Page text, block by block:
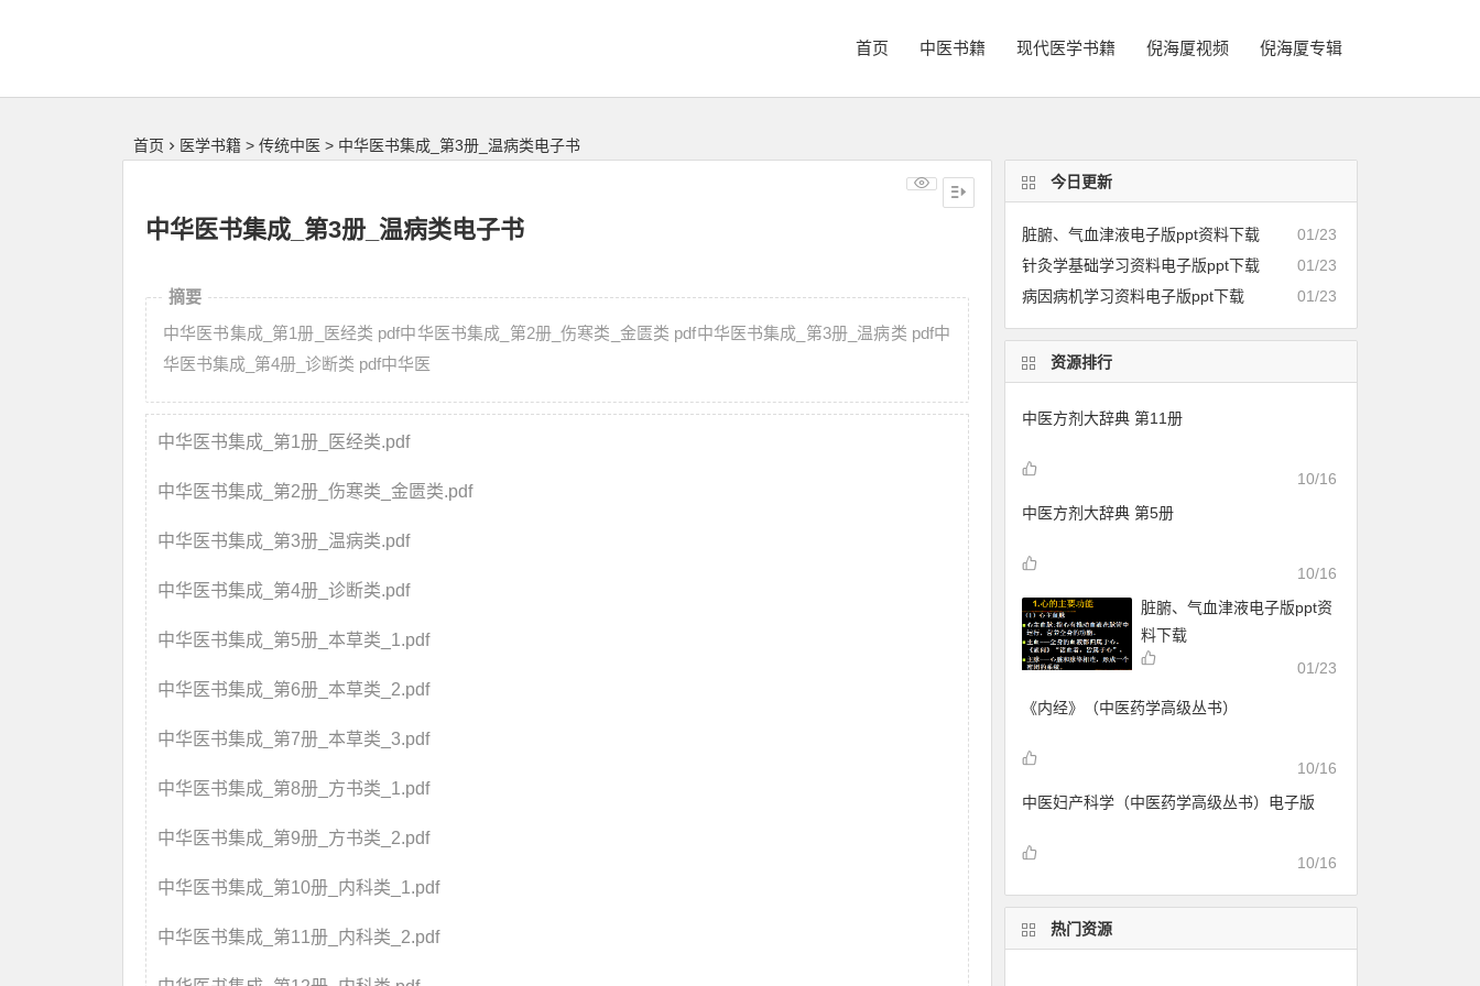
首页 中医书籍 现代医学书籍 倪海厦视频 倪海厦专辑
首页 医学书籍 > 传统中医 > 中华医书集成_第3册_温病类电子书
中华医书集成_第3册_温病类电子书
摘要
中华医书集成_第1册_医经类 pdf中华医书集成_第2册_伤寒类_金匮类 pdf中华医书集成_第3册_温病类 pdf中
华医书集成_第4册_诊断类 pdf中华医
中华医书集成_第1册_医经类.pdf
中华医书集成_第2册_伤寒类_金匮类.pdf
中华医书集成_第3册_温病类.pdf
中华医书集成_第4册_诊断类.pdf
中华医书集成_第5册_本草类_1.pdf
中华医书集成_第6册_本草类_2.pdf
中华医书集成_第7册_本草类_3.pdf
中华医书集成_第8册_方书类_1.pdf
中华医书集成_第9册_方书类_2.pdf
中华医书集成_第10册_内科类_1.pdf
中华医书集成_第11册_内科类_2.pdf
今日更新
01/23
脏腑、气血津液电子版ppt资料下载
01/23
针灸学基础学习资料电子版ppt下载
01/23
病因病机学习资料电子版ppt下载
资源排行
中医方剂大辞典 第11册
10/16
中医方剂大辞典 第5册
10/16
脏腑、气血津液电子版ppt资
料下载
01/23
《内经》（中医药学高级丛书）
10/16
中医妇产科学（中医药学高级丛书）电子版
10/16
热门资源